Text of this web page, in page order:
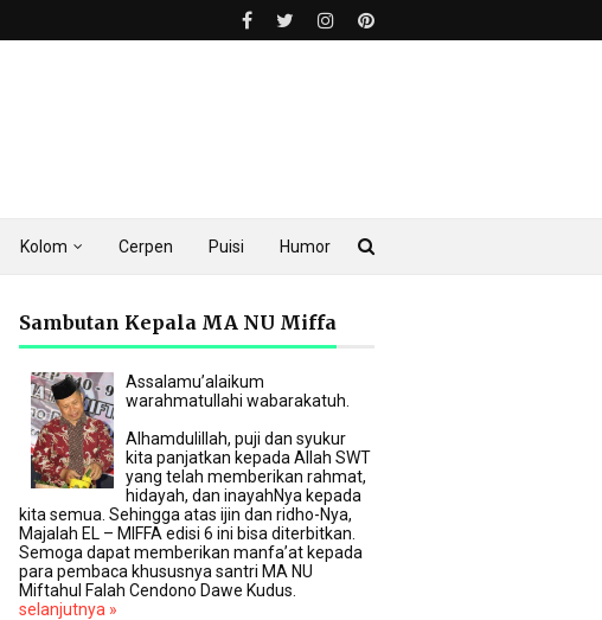
Kolom Cerpen Puisi Humor
Sambutan Kepala MA NU Miffa
Assalamu’alaikum
warahmatullahi wabarakatuh.
Alhamdulillah, puji dan syukur
kita panjatkan kepada Allah SWT
yang telah memberikan rahmat,
hidayah, dan inayahNya kepada
kita semua. Sehingga atas ijin dan ridho-Nya,
Majalah EL – MIFFA edisi 6 ini bisa diterbitkan.
Semoga dapat memberikan manfa’at kepada
para pembaca khususnya santri MA NU
Miftahul Falah Cendono Dawe Kudus.
selanjutnya »